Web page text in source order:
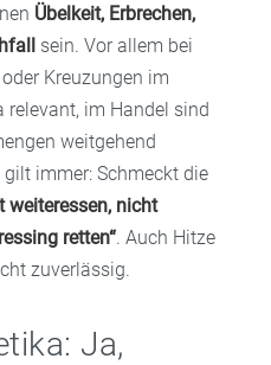
Übelkeit, Erbrechen,
sein. Vor allem bei
Kreuzungen im
im Handel sind
weitgehend
immer: Schmeckt die
weiteressen, nicht
retten“. Auch Hitze
zuverlässig.
Ja,